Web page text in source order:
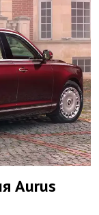
Aurus